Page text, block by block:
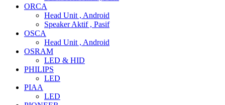
ORCA
Head Unit , Android
Speaker Aktif , Pasif
OSCA
Head Unit , Android
OSRAM
LED & HID
PHILIPS
LED
PIAA
LED